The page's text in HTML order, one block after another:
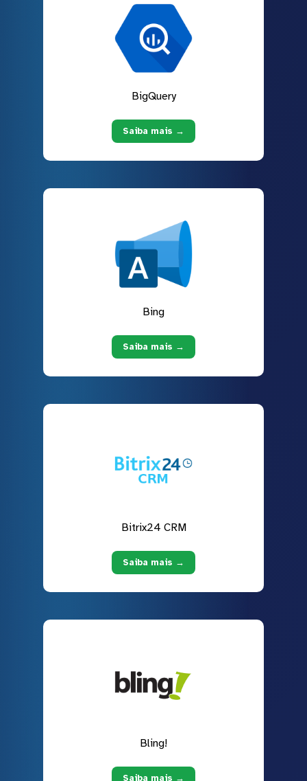
BigQuery
Saiba mais →
Bing
Saiba mais →
Bitrix24 CRM
Saiba mais →
Bling!
Saiba mais →